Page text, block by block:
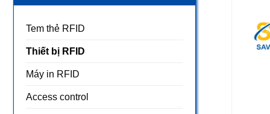
Tem thẻ RFID
Thiết bị RFID
Máy in RFID
Access control